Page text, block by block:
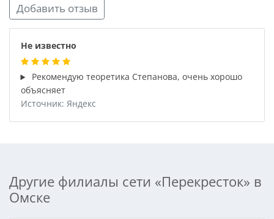
Добавить отзыв
Не известно
Рекомендую теоретика Степанова, очень хорошо
объясняет
Источник: Яндекс
Другие филиалы сети «Перекресток» в
Омске